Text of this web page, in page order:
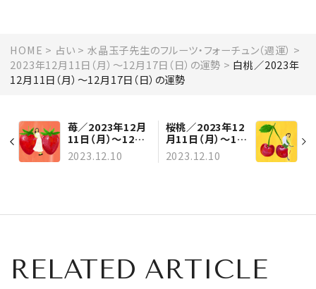
HOME 占い
水晶玉子先生のフルーツ・フォーチュン（週運）
2023年12月11日（月）～12月17日（日）の運勢
白桃／2023年
12月11日（月）～12月17日（日）の運勢
苺／2023年12月
11日（月）～12月
17日（日）の運勢
2023.12.10
桜桃／2023年12
月11日（月）～12
月17日（日）の運
勢
2023.12.10
RELATED ARTICLE